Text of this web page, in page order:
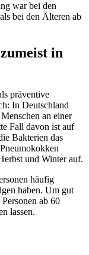
war bei den
bei den Älteren ab
in
präventive
In Deutschland
an einer
Fall davon ist auf
Bakterien das
und Winter auf.
häufig
haben. Um gut
ab 60
lassen.